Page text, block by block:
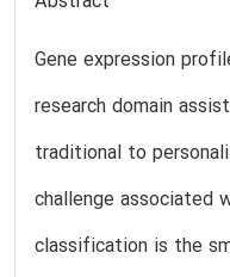
Gene expression
research domain
traditional to
challenge associated
classification is the